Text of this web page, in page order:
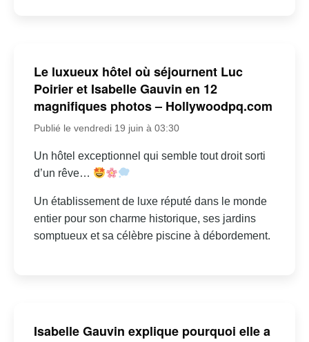
Le luxueux hôtel où séjournent Luc
Poirier et Isabelle Gauvin en 12
magnifiques photos – Hollywoodpq.com
Publié le vendredi 19 juin à 03:30
Un hôtel exceptionnel qui semble tout droit sorti
d’un rêve…
Un établissement de luxe réputé dans le monde
entier pour son charme historique, ses jardins
somptueux et sa célèbre piscine à débordement.
Isabelle Gauvin explique pourquoi elle a